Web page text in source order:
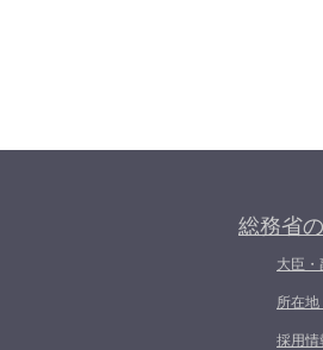
総務省
大臣
所在
採用情